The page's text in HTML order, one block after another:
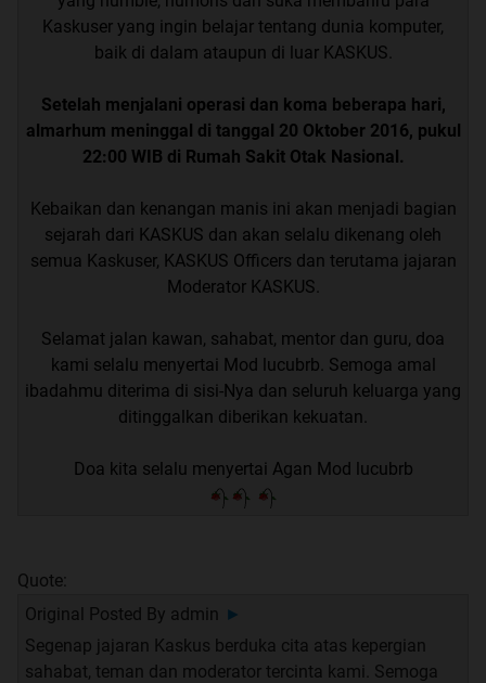
Kaskuser yang ingin belajar tentang dunia komputer,
baik di dalam ataupun di luar KASKUS.
Setelah menjalani operasi dan koma beberapa hari,
almarhum meninggal di tanggal 20 Oktober 2016, pukul
22:00 WIB di Rumah Sakit Otak Nasional.
Kebaikan dan kenangan manis ini akan menjadi bagian
sejarah dari KASKUS dan akan selalu dikenang oleh
semua Kaskuser, KASKUS Officers dan terutama jajaran
Moderator KASKUS.
Selamat jalan kawan, sahabat, mentor dan guru, doa
kami selalu menyertai Mod lucubrb. Semoga amal
ibadahmu diterima di sisi-Nya dan seluruh keluarga yang
ditinggalkan diberikan kekuatan.
Doa kita selalu menyertai Agan Mod lucubrb
Quote:
Original Posted By admin ►
Segenap jajaran Kaskus berduka cita atas kepergian
sahabat, teman dan moderator tercinta kami. Semoga